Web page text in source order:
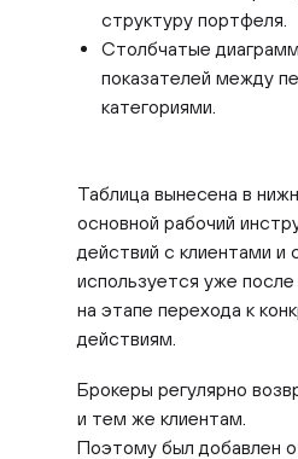
Брокеры регулярно
и тем же клиентам.
Поэтому был добавлен
Таблица вынесена в
основной рабочий
действий с клиентами и
используется уже
на этапе перехода к
действиям.
структуру портфеля.
Столбчатые
показателей между
категориями.